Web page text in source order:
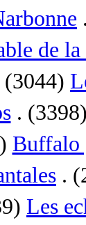
de
(3044)
.
Buffalo
.
Les